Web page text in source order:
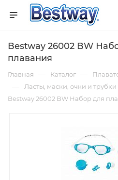
Bestway 26002 BW
плавания
Главная — Каталог —
— Ласты, маски, очки и трубки
Bestway 26002 BW Набор для